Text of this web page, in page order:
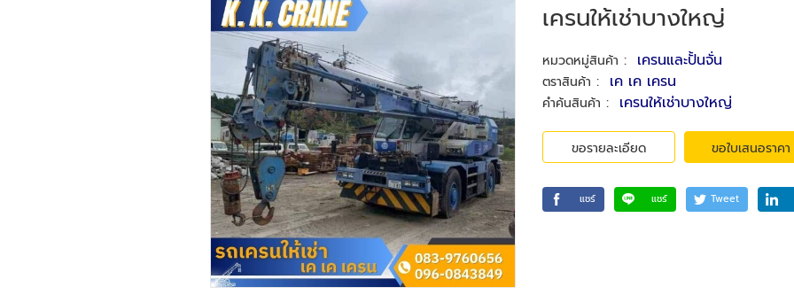
เครนให้เช่าบางใหญ่
หมวดหมู่สินค้า : เครนและปั้นจั่น
ตราสินค้า : เค เค เครน
คำค้นสินค้า : เครนให้เช่าบางใหญ่
ขอรายละเอียด ขอใบเสนอราคา
แชร์ แชร์ Tweet